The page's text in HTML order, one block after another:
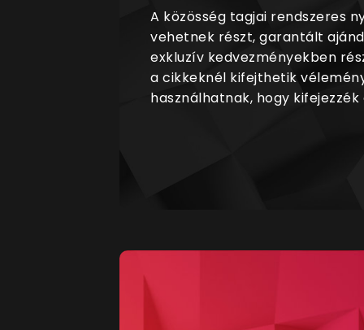
A közösség tagjai rendszeres
vehetnek részt, garantált
exkluzív kedvezményekben
a cikkeknél kifejthetik
használhatnak, hogy